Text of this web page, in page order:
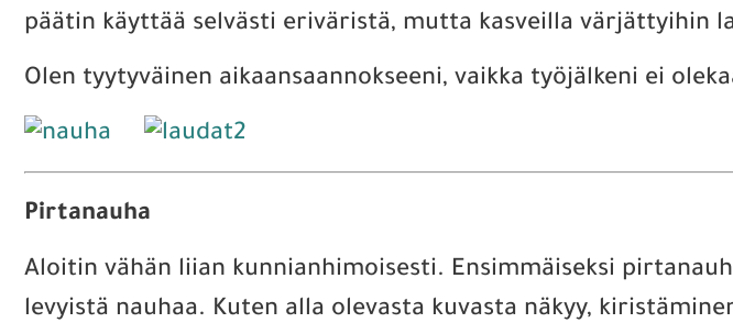
päätin käyttää selvästi eriväristä, mutta kasveilla värjättyihin
Olen tyytyväinen aikaansaannokseeni, vaikka työjälkeni ei
Pirtanauha
Aloitin vähän liian kunnianhimoisesti. Ensimmäiseksi
levyistä nauhaa. Kuten alla olevasta kuvasta näkyy,